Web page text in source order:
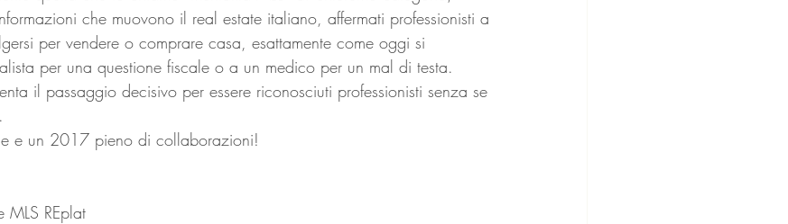
che muovono il real estate italiano, affermati professionisti a
per vendere o comprare casa, esattamente come oggi si
per una questione fiscale o a un medico per un mal di testa.
il passaggio decisivo per essere riconosciuti professionisti senza se
e un 2017 pieno di collaborazioni!
MLS REplat